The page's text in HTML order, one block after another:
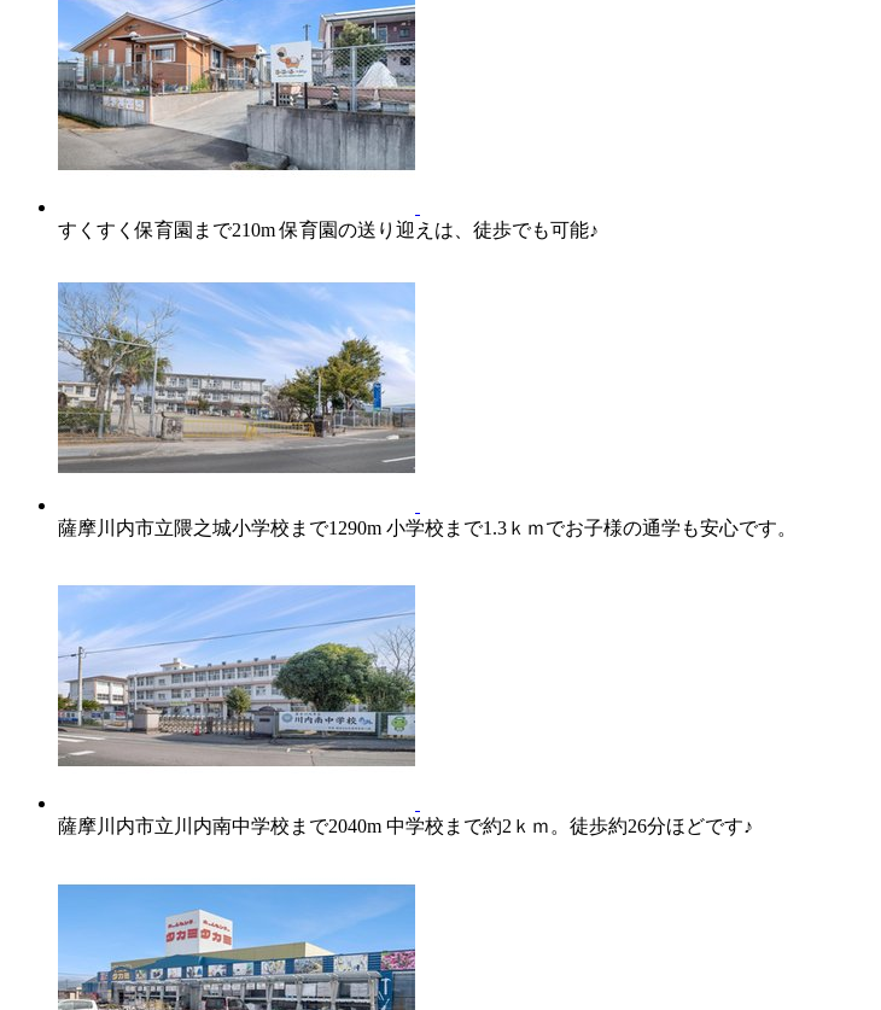
すくすく保育園まで210m 保育園の送り迎えは、徒歩でも可能♪
薩摩川内市立隈之城小学校まで1290m 小学校まで1.3ｋｍでお子様の通学も安心です。
薩摩川内市立川内南中学校まで2040m 中学校まで約2ｋｍ。徒歩約26分ほどです♪